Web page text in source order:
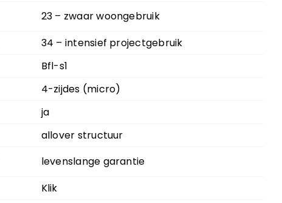
23 – zwaar woongebruik
34 – intensief projectgebruik
Bfl-s1
4-zijdes (micro)
ja
allover structuur
levenslange garantie
Klik